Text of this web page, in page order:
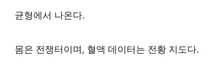
균형에서 나온다.
몸은 전쟁터이며, 혈액 데이터는 전황 지도다.